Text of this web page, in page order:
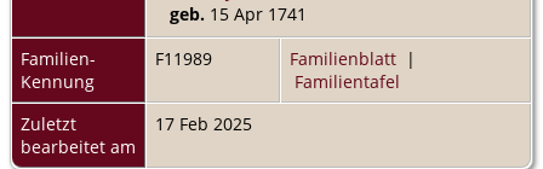
geb. 15 Apr 1741
Familien-
Kennung
F11989 Familienblatt |
Familientafel
Zuletzt
bearbeitet am
17 Feb 2025